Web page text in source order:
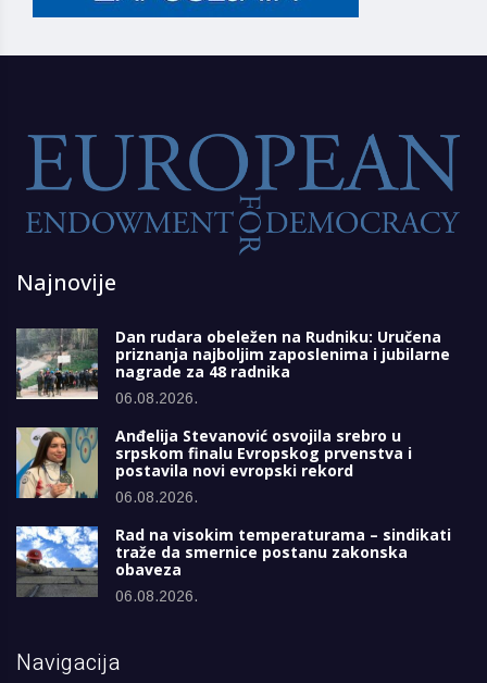
Najnovije
Dan rudara obeležen na Rudniku: Uručena
priznanja najboljim zaposlenima i jubilarne
nagrade za 48 radnika
06.08.2026.
Anđelija Stevanović osvojila srebro u
srpskom finalu Evropskog prvenstva i
postavila novi evropski rekord
06.08.2026.
Rad na visokim temperaturama – sindikati
traže da smernice postanu zakonska
obaveza
06.08.2026.
Navigacija